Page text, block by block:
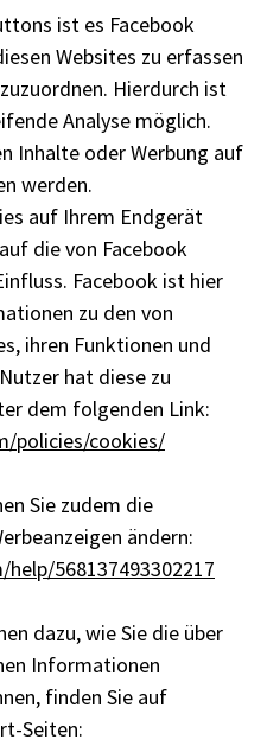
ist es Facebook
Websites zu erfassen
Hierdurch ist
Analyse möglich.
Inhalte oder Werbung auf
werden.
auf Ihrem Endgerät
die von Facebook
Facebook ist hier
zu den von
ihren Funktionen und
hat diese zu
dem folgenden Link:
policies/cookies/
Sie zudem die
ändern:
568137493302217
dazu, wie Sie die über
Informationen
finden Sie auf
Seiten: